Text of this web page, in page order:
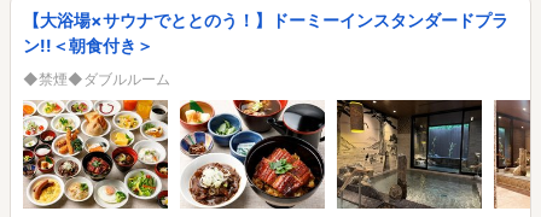
【大浴場×サウナでととのう！】ドーミーインスタンダードプラ
ン!!＜朝食付き＞
◆禁煙◆ダブルルーム